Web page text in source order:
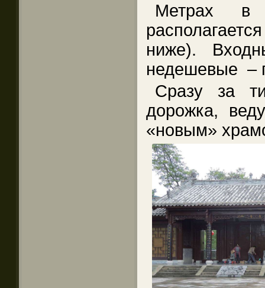
Метрах в
ниже).
недешевые –
Сразу за
дорожка,
«новым»